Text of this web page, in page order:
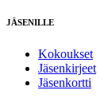
JÄSENILLE
Kokoukset
Jäsenkirjeet
Jäsenkortti